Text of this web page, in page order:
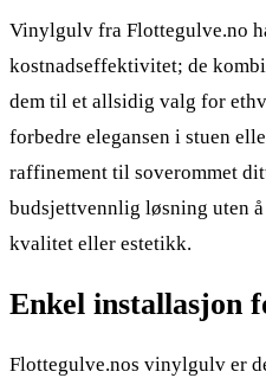
Vinylgulv fra Flottegulve.no
kostnadseffektivitet; de
dem til et allsidig valg for
forbedre elegansen i stuen
raffinement til soverommet
budsjettvennlig løsning uten
kvalitet eller estetikk.
Enkel installasjon
Flottegulve.nos vinylgulv er